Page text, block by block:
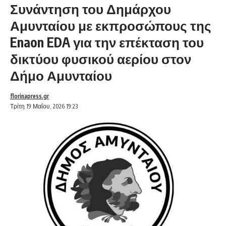
Συνάντηση του Δημάρχου
Αμυνταίου με εκπροσώπους της
Enaon EDA για την επέκταση του
δικτύου φυσικού αερίου στον
Δήμο Αμυνταίου
Τρίτη 19 Μαΐου, 2026 19:23
florinapress.gr